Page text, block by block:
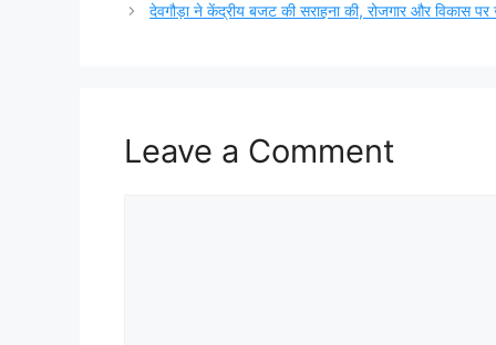
देवगौड़ा ने केंद्रीय बजट की सराहना की, रोजगार और विकास पर
Leave a Comment